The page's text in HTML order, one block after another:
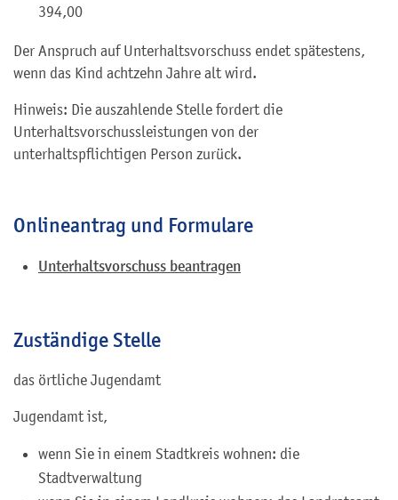
394,00
Der Anspruch auf Unterhaltsvorschuss endet spätestens,
wenn das Kind achtzehn Jahre alt wird.
Hinweis: Die auszahlende Stelle fordert die
Unterhaltsvorschussleistungen von der
unterhaltspflichtigen Person zurück.
Onlineantrag und Formulare
Unterhaltsvorschuss beantragen
Zuständige Stelle
das örtliche Jugendamt
Jugendamt ist,
wenn Sie in einem Stadtkreis wohnen: die
Stadtverwaltung